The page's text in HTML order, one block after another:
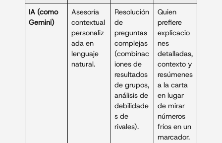
IA (como
Gemini)
Asesoría
contextual
personaliz
ada en
lenguaje
natural.
Resolución
de
preguntas
complejas
(combinac
iones de
resultados
de grupos,
análisis de
debilidade
s de
rivales).
Quien
prefiere
explicacio
nes
detalladas,
contexto y
resúmenes
a la carta
en lugar
de mirar
números
fríos en un
marcador.